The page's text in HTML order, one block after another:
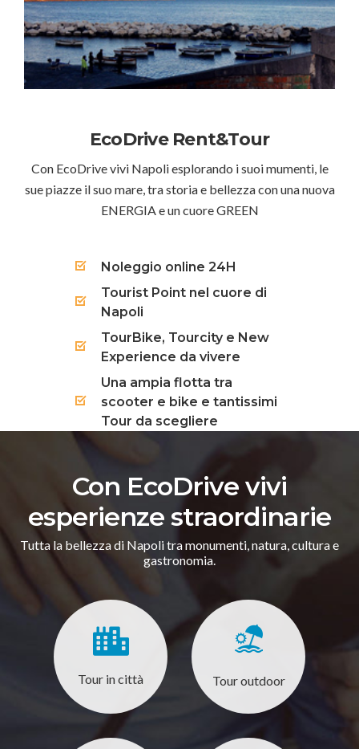
EcoDrive Rent&Tour
Con EcoDrive vivi Napoli esplorando i suoi mumenti, le
sue piazze il suo mare, tra storia e bellezza con una nuova
ENERGIA e un cuore GREEN
Noleggio online 24H
Tourist Point nel cuore di
Napoli
TourBike, Tourcity e New
Experience da vivere
Una ampia flotta tra
scooter e bike e tantissimi
Tour da scegliere
Con EcoDrive vivi
esperienze straordinarie
Tutta la bellezza di Napoli tra monumenti, natura, cultura e
gastronomia.
Tour in città Tour outdoor